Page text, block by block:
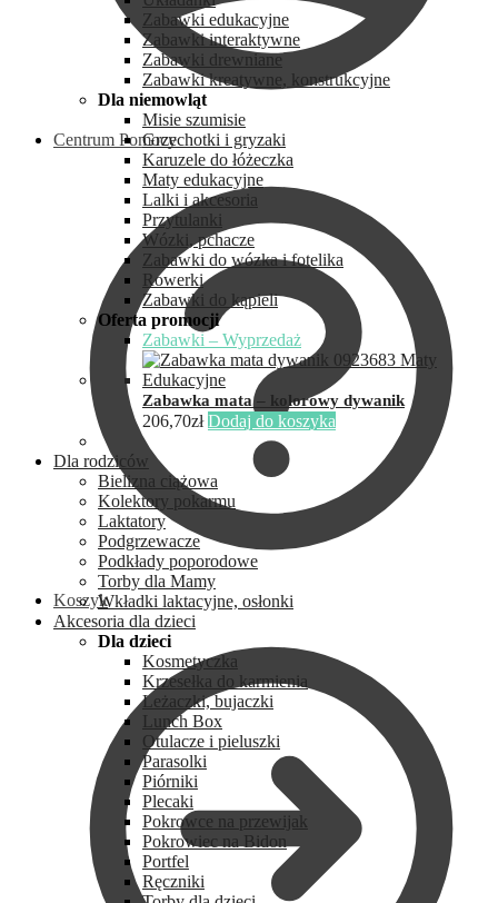
Centrum Pomocy
Koszyk
Zabawki edukacyjne
Zabawki interaktywne
Zabawki drewniane
Zabawki kreatywne, konstrukcyjne
Dla niemowląt
Misie szumisie
Grzechotki i gryzaki
Karuzele do łóżeczka
Maty edukacyjne
Lalki i akcesoria
Przytulanki
Wózki, pchacze
Zabawki do wózka i fotelika
Rowerki
Zabawki do kąpieli
Oferta promocji
Zabawki – Wyprzedaż
Zabawka mata – kolorowy dywanik
206,70zł Dodaj do koszyka
Dla rodziców
Bielizna ciążowa
Kolektory pokarmu
Laktatory
Podgrzewacze
Podkłady poporodowe
Torby dla Mamy
Wkładki laktacyjne, osłonki
Akcesoria dla dzieci
Dla dzieci
Kosmetyczka
Krzesełka do karmienia
Leżaczki, bujaczki
Lunch Box
Otulacze i pieluszki
Parasolki
Piórniki
Plecaki
Pokrowce na przewijak
Pokrowiec na Bidon
Portfel
Ręczniki